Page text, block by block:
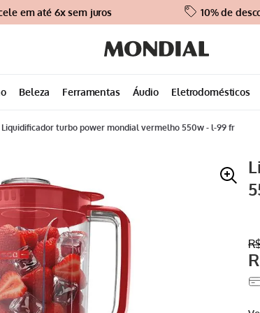
em até 6x sem juros 10% de
Beleza Ferramentas Áudio Eletrodomésticos
liquidificador turbo power mondial vermelho 550w - l-99 fr